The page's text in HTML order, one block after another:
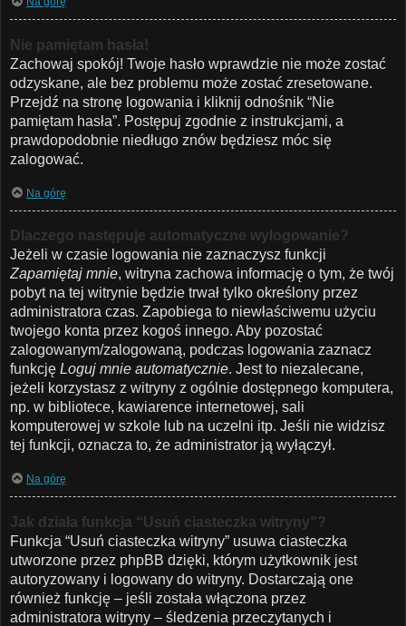
Nie pamiętam hasła!
Zachowaj spokój! Twoje hasło wprawdzie nie może zostać
odzyskane, ale bez problemu może zostać zresetowane.
Przejdź na stronę logowania i kliknij odnośnik “Nie
pamiętam hasła”. Postępuj zgodnie z instrukcjami, a
prawdopodobnie niedługo znów będziesz móc się
zalogować.
Na górę
Dlaczego następuje automatyczne wylogowanie?
Jeżeli w czasie logowania nie zaznaczysz funkcji
Zapamiętaj mnie, witryna zachowa informację o tym, że twój
pobyt na tej witrynie będzie trwał tylko określony przez
administratora czas. Zapobiega to niewłaściwemu użyciu
twojego konta przez kogoś innego. Aby pozostać
zalogowanym/zalogowaną, podczas logowania zaznacz
funkcję Loguj mnie automatycznie. Jest to niezalecane,
jeżeli korzystasz z witryny z ogólnie dostępnego komputera,
np. w bibliotece, kawiarence internetowej, sali
komputerowej w szkole lub na uczelni itp. Jeśli nie widzisz
tej funkcji, oznacza to, że administrator ją wyłączył.
Na górę
Jak działa funkcja “Usuń ciasteczka witryny”?
Funkcja “Usuń ciasteczka witryny” usuwa ciasteczka
utworzone przez phpBB dzięki, którym użytkownik jest
autoryzowany i logowany do witryny. Dostarczają one
również funkcję – jeśli została włączona przez
administratora witryny – śledzenia przeczytanych i